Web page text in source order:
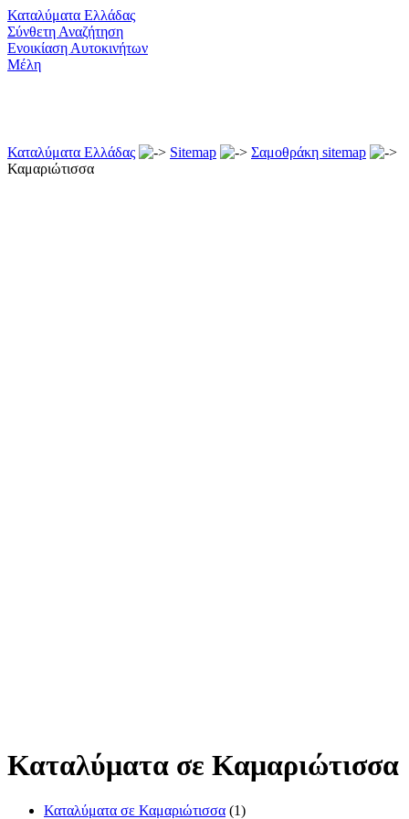
Καταλύματα Ελλάδας
Σύνθετη Αναζήτηση
Ενοικίαση Αυτοκινήτων
Μέλη
Καταλύματα Ελλάδας Sitemap
Σαμοθράκη sitemap
Καμαριώτισσα
Καταλύματα σε Καμαριώτισσα
Καταλύματα σε Καμαριώτισσα (1)